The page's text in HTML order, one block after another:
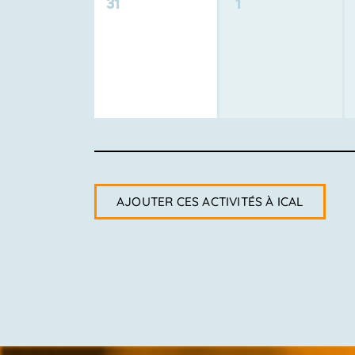
31 1
AJOUTER CES ACTIVITÉS À ICAL